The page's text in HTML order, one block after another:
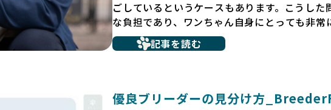
ごしているというケースもあります。こうし
な負担であり、ワンちゃん自身にとっても非常
だからこそ、私たちは正しい情報と安心して選
ています。BreederFamiliesでは、ワンちゃん
選べる環境を整えています。
記事を読む
優良ブリーダーの見分け方